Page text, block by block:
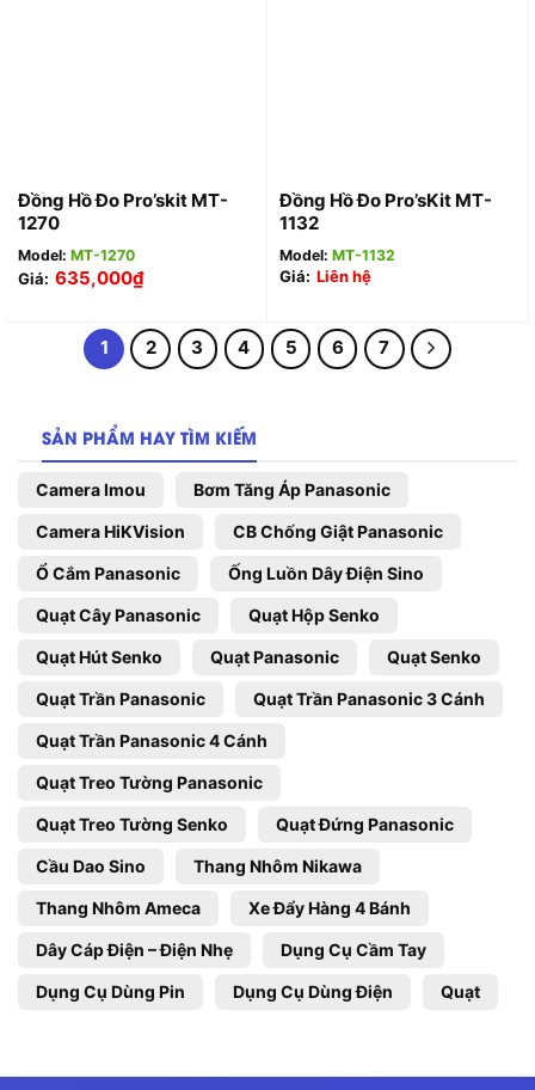
Đồng Hồ Đo Pro’skit MT-
1270
Model: MT-1270
Giá: 635,000₫
Đồng Hồ Đo Pro’sKit MT-
1132
Model: MT-1132
Giá: Liên hệ
1 2 3 4 5 6 7
SẢN PHẨM HAY TÌM KIẾM
Camera Imou Bơm Tăng Áp Panasonic
Camera HiKVision CB Chống Giật Panasonic
Ổ Cắm Panasonic Ống Luồn Dây Điện Sino
Quạt Cây Panasonic Quạt Hộp Senko
Quạt Hút Senko Quạt Panasonic Quạt Senko
Quạt Trần Panasonic Quạt Trần Panasonic 3 Cánh
Quạt Trần Panasonic 4 Cánh
Quạt Treo Tường Panasonic
Quạt Treo Tường Senko Quạt Đứng Panasonic
Cầu Dao Sino Thang Nhôm Nikawa
Thang Nhôm Ameca Xe Đẩy Hàng 4 Bánh
Dây Cáp Điện – Điện Nhẹ Dụng Cụ Cầm Tay
Dụng Cụ Dùng Pin Dụng Cụ Dùng Điện Quạt